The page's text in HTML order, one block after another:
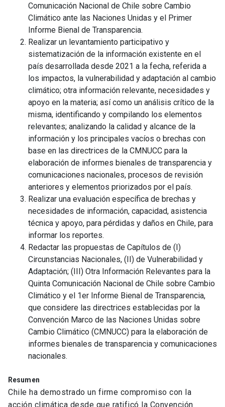
Comunicación Nacional de Chile sobre Cambio
Climático ante las Naciones Unidas y el Primer
Informe Bienal de Transparencia.
Realizar un levantamiento participativo y
sistematización de la información existente en el
país desarrollada desde 2021 a la fecha, referida a
los impactos, la vulnerabilidad y adaptación al cambio
climático; otra información relevante, necesidades y
apoyo en la materia; así como un análisis crítico de la
misma, identificando y compilando los elementos
relevantes; analizando la calidad y alcance de la
información y los principales vacíos o brechas con
base en las directrices de la CMNUCC para la
elaboración de informes bienales de transparencia y
comunicaciones nacionales, procesos de revisión
anteriores y elementos priorizados por el país.
Realizar una evaluación específica de brechas y
necesidades de información, capacidad, asistencia
técnica y apoyo, para pérdidas y daños en Chile, para
informar los reportes.
Redactar las propuestas de Capítulos de (I)
Circunstancias Nacionales, (II) de Vulnerabilidad y
Adaptación; (III) Otra Información Relevantes para la
Quinta Comunicación Nacional de Chile sobre Cambio
Climático y el 1er Informe Bienal de Transparencia,
que considere las directrices establecidas por la
Convención Marco de las Naciones Unidas sobre
Cambio Climático (CMNUCC) para la elaboración de
informes bienales de transparencia y comunicaciones
nacionales.
Resumen
Chile ha demostrado un firme compromiso con la
acción climática desde que ratificó la Convención